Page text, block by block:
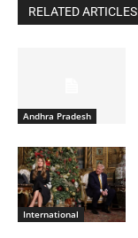
RELATED ARTICLES
Andhra Pradesh
International